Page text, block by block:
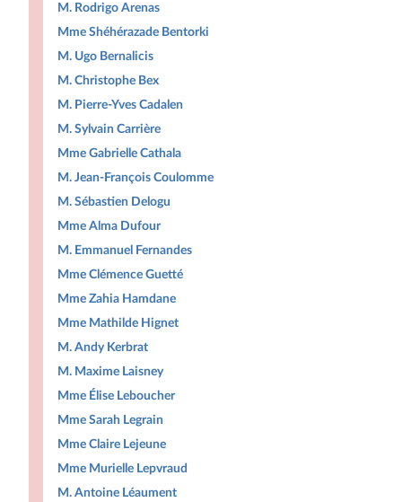
M. Rodrigo Arenas
Mme Shéhérazade Bentorki
M. Ugo Bernalicis
M. Christophe Bex
M. Pierre-Yves Cadalen
M. Sylvain Carrière
Mme Gabrielle Cathala
M. Jean-François Coulomme
M. Sébastien Delogu
Mme Alma Dufour
M. Emmanuel Fernandes
Mme Clémence Guetté
Mme Zahia Hamdane
Mme Mathilde Hignet
M. Andy Kerbrat
M. Maxime Laisney
Mme Élise Leboucher
Mme Sarah Legrain
Mme Claire Lejeune
Mme Murielle Lepvraud
M. Antoine Léaument